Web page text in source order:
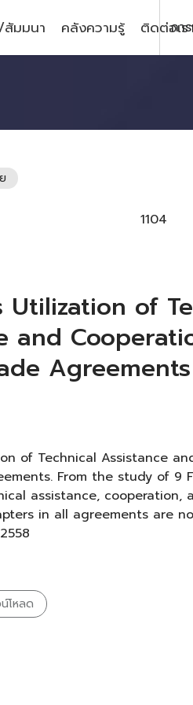
สัมมนา คลังความรู้ ติดต่อเร
กา
1104
Utilization of
and
Agreements
of Technical Assistance
From the study of 9
assistance, cooperation,
in all agreements are
โหลด